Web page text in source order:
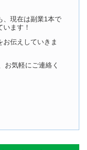
、現在は副業1本で
ます！
お伝えしていきま
お気軽にご連絡く